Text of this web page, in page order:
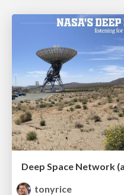
Deep Space Network
tonyrice